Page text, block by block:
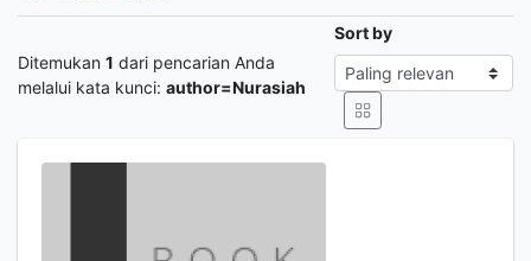
Ditemukan 1 dari pencarian Anda
melalui kata kunci: author=Nurasiah
Sort by